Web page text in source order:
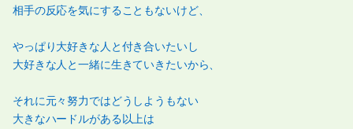
相手の反応を気にすることもないけど、
やっぱり大好きな人と付き合いたいし
大好きな人と一緒に生きていきたいから、
それに元々努力ではどうしようもない
大きなハードルがある以上は